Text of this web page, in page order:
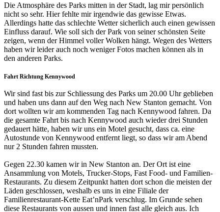
Die Atmosphäre des Parks mitten in der Stadt, lag mir persönlich
nicht so sehr. Hier fehlte mir irgendwie das gewisse Etwas.
Allerdings hatte das schlechte Wetter sicherlich auch einen gewissen
Einfluss darauf. Wie soll sich der Park von seiner schönsten Seite
zeigen, wenn der Himmel voller Wolken hängt. Wegen des Wetters
haben wir leider auch noch weniger Fotos machen können als in
den anderen Parks.
Fahrt Richtung Kennywood
Wir sind fast bis zur Schliessung des Parks um 20.00 Uhr geblieben
und haben uns dann auf den Weg nach New Stanton gemacht. Von
dort wollten wir am kommenden Tag nach Kennywood fahren. Da
die gesamte Fahrt bis nach Kennywood auch wieder drei Stunden
gedauert hätte, haben wir uns ein Motel gesucht, dass ca. eine
Autostunde von Kennywood entfernt liegt, so dass wir am Abend
nur 2 Stunden fahren mussten.
Gegen 22.30 kamen wir in New Stanton an. Der Ort ist eine
Ansammlung von Motels, Trucker-Stops, Fast Food- und Familien-
Restaurants. Zu diesem Zeitpunkt hatten dort schon die meisten der
Läden geschlossen, weshalb es uns in eine Filiale der
Familienrestaurant-Kette Eat’nPark verschlug. Im Grunde sehen
diese Restaurants von aussen und innen fast alle gleich aus. Ich